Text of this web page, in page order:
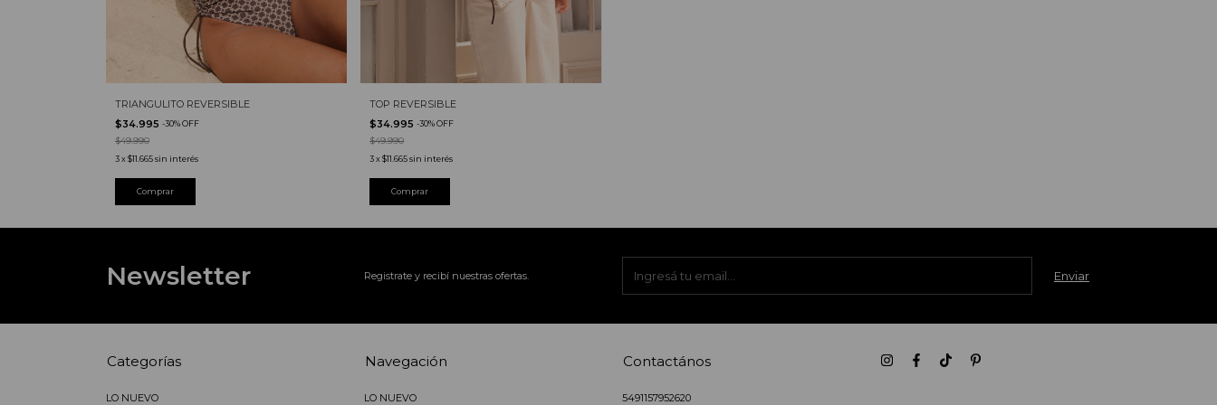
TRIANGULITO REVERSIBLE
$34.995 -30%OFF
$49.990
3x$11.665sin interés
Comprar
TOP REVERSIBLE
$34.995-30%OFF
$49.990
3 x$11.665 sin interés
Comprar
Newsletter Registrate y recibí nuestras ofertas.
Categorías
LO NUEVO
Navegación
LO NUEVO
Contactános
5491157952620